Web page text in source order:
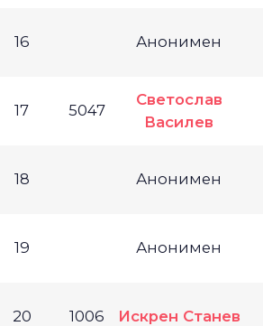
16 Анонимен
17 5047
Светослав
Василев
18 Анонимен
19 Анонимен
20 1006 Искрен Станев